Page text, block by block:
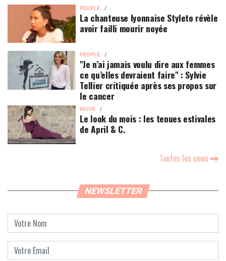
PEOPLE
La chanteuse lyonnaise Styleto révèle
avoir failli mourir noyée
PEOPLE
"Je n’ai jamais voulu dire aux femmes
ce qu’elles devraient faire" : Sylvie
Tellier critiquée après ses propos sur
le cancer
MODE
Le look du mois : les tenues estivales
de April & C.
Toutes les news
NEWSLETTER